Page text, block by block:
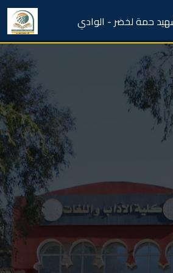
حمة لخضر - الوادي